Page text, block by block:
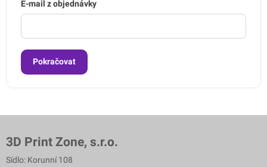
E-mail z objednávky
Pokračovat
3D Print Zone, s.r.o.
Sídlo: Korunní 108